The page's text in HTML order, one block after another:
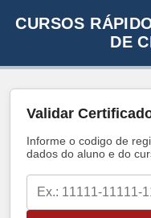
CURSOS
DE
Validar
Informe o codigo de
dados do aluno e do